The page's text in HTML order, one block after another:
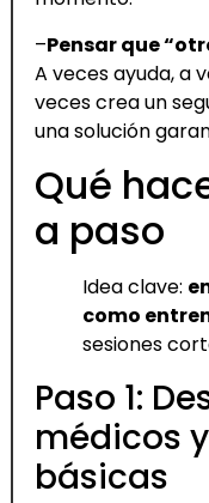
–Pensar que
A veces ayuda, a
veces crea un
una solución
Qué
a paso
Idea clave:
como
sesiones
Paso 1:
médicos
básicas